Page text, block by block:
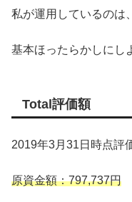
私が運用しているのは
基本ほったらかしにし
Total評価額
2019年3月31日時点評
原資金額：797,737円